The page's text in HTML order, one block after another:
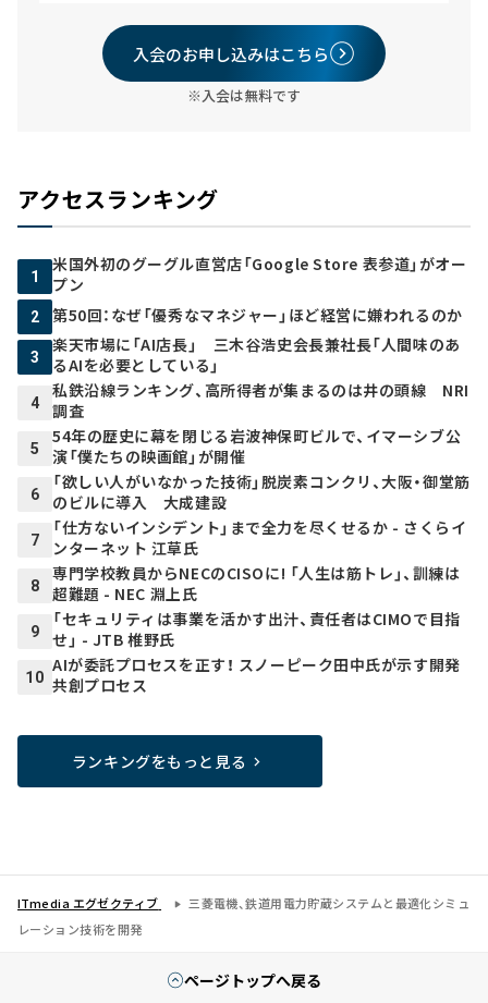
入会のお申し込みはこちら
※入会は無料です
アクセスランキング
1
米国外初のグーグル直営店「Google Store 表参道」がオー
プン
2 第50回：なぜ「優秀なマネジャー」ほど経営に嫌われるのか
3
楽天市場に「AI店長」 三木谷浩史会長兼社長「人間味のあ
るAIを必要としている」
4
私鉄沿線ランキング、高所得者が集まるのは井の頭線 NRI
調査
5
54年の歴史に幕を閉じる岩波神保町ビルで、イマーシブ公
演「僕たちの映画館」が開催
6
「欲しい人がいなかった技術」脱炭素コンクリ、大阪・御堂筋
のビルに導入 大成建設
7
「仕方ないインシデント」まで全力を尽くせるか - さくらイ
ンターネット 江草氏
8
専門学校教員からNECのCISOに! 「人生は筋トレ」、訓練は
超難題 - NEC 淵上氏
9
「セキュリティは事業を活かす出汁、責任者はCIMOで目指
せ」 - JTB 椎野氏
10
AIが委託プロセスを正す！ スノーピーク田中氏が示す開発
共創プロセス
ランキングをもっと見る
ITmedia エグゼクティブ
三菱電機、鉄道用電力貯蔵システムと最適化シミュ
レーション技術を開発
ページトップへ戻る